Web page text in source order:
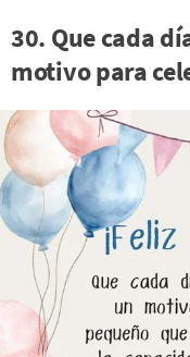
30. Que cada
motivo para